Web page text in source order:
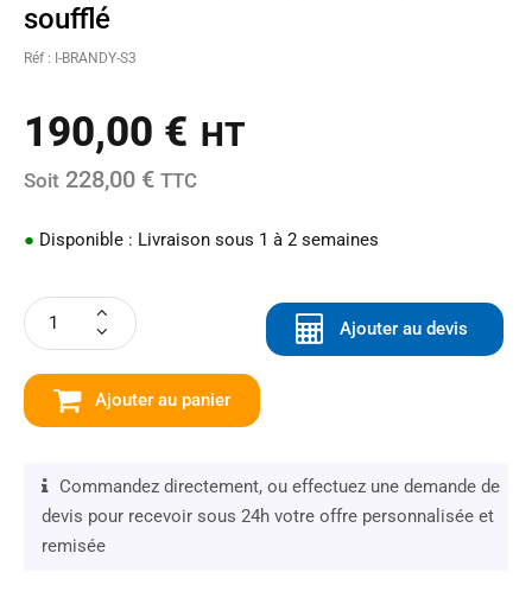
soufflé
Réf : I-BRANDY-S3
190,00 € HT
Soit 228,00 € TTC
● Disponible : Livraison sous 1 à 2 semaines
Ajouter au panier
Ajouter au devis
Commandez directement, ou effectuez une demande de
devis pour recevoir sous 24h votre offre personnalisée et
remisée